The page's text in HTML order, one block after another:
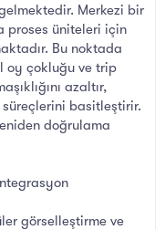
Merkezi bir
proses üniteleri için
Bu noktada
oy çokluğu ve trip
azaltır,
süreçlerini basitleştirir.
doğrulama
görselleştirme ve